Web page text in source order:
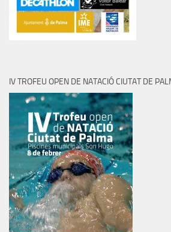
IV TROFEU OPEN DE NATACIÓ CIUTAT DE